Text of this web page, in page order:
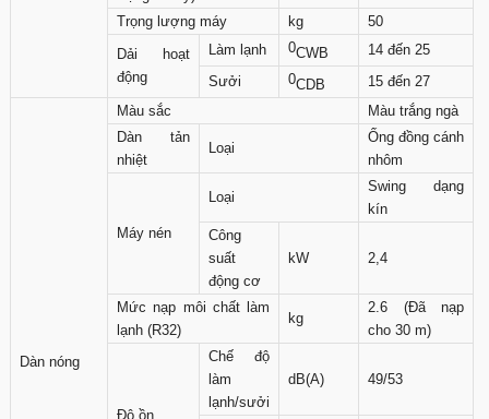
Trọng lượng máy
kg
50
Dải hoạt
động
Làm lạnh 0CWB
14 đến 25
Sưởi
0CDB 15 đến 27
Dàn nóng
Màu sắc
Màu trắng ngà
Dàn tản
nhiệt
Loại
Ống đồng cánh
nhôm
Máy nén
Loại
Swing dạng
kín
Công
suất
động cơ
kW 2,4
Mức nạp môi chất làm
lạnh (R32)
kg
2.6 (Đã nạp
cho 30 m)
Độ ồn
Chế độ
làm
lạnh/sưởi
dB(A) 49/53